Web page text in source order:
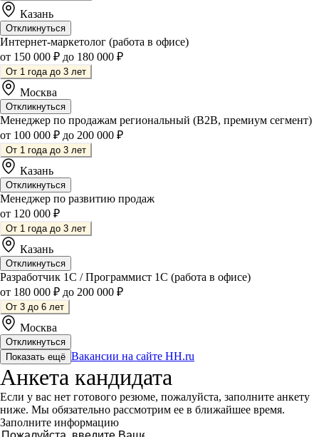
Казань
Откликнуться
Интернет-маркетолог (работа в офисе)
от 150 000 ₽ до 180 000 ₽
От 1 года до 3 лет
Москва
Откликнуться
Менеджер по продажам региональный (В2В, премиум сегмент)
от 100 000 ₽ до 200 000 ₽
От 1 года до 3 лет
Казань
Откликнуться
Менеджер по развитию продаж
от 120 000 ₽
От 1 года до 3 лет
Казань
Откликнуться
Разработчик 1С / Программист 1С (работа в офисе)
от 180 000 ₽ до 200 000 ₽
От 3 до 6 лет
Москва
Откликнуться
Показать ещё Вакансии на сайте HH.ru
Анкета кандидата
Если у вас нет готового резюме, пожалуйста, заполните анкету
ниже. Мы обязательно рассмотрим ее в ближайшее время.
Заполните информацию